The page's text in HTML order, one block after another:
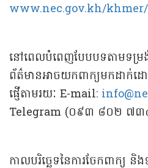
www.nec.gov.kh/
នៅពេលបំពេញបែបបទតាមទម្រ
ព័ត៌មានអាចយកពាក្យមកដាក់ដ
ផ្ញើតាមរយៈ E-mail:
Telegram (០៩៣ ៨០២ ៧៣
កាលបរិច្ឆេទនៃការចែកពាក្យ និ